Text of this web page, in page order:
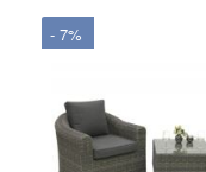
- 7%